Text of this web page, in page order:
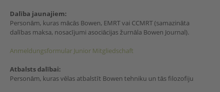
Dalība jaunajiem:
Personām, kuras mācās Bowen, EMRT vai CCMRT (samazināta
dalības maksa, nosacījumi asociācijas žurnāla Bowen Journal).
Anmeldungsformular Junior Mitgliedschaft
Atbalsts dalībai:
Personām, kuras vēlas atbalstīt Bowen tehniku un tās filozofiju